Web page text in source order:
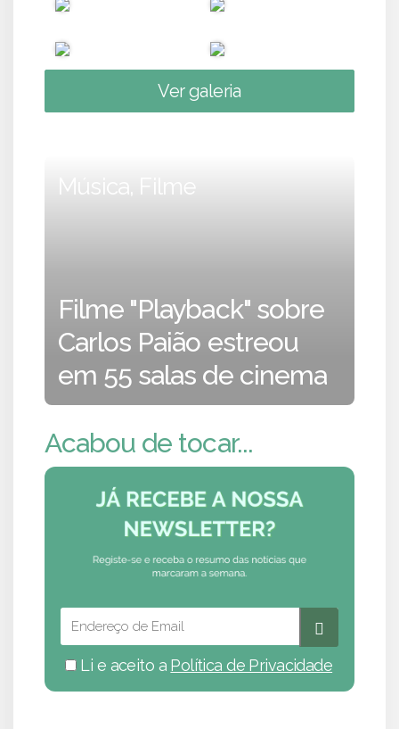
Ver galeria
Música, Filme
Filme "Playback" sobre
Carlos Paião estreou
em 55 salas de cinema
Acabou de tocar...
Li e aceito a Política de Privacidade